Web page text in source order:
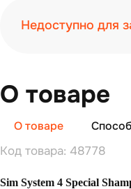
Недоступно для
О товаре
О товаре
Код товара: 48778
Sim System 4 Special